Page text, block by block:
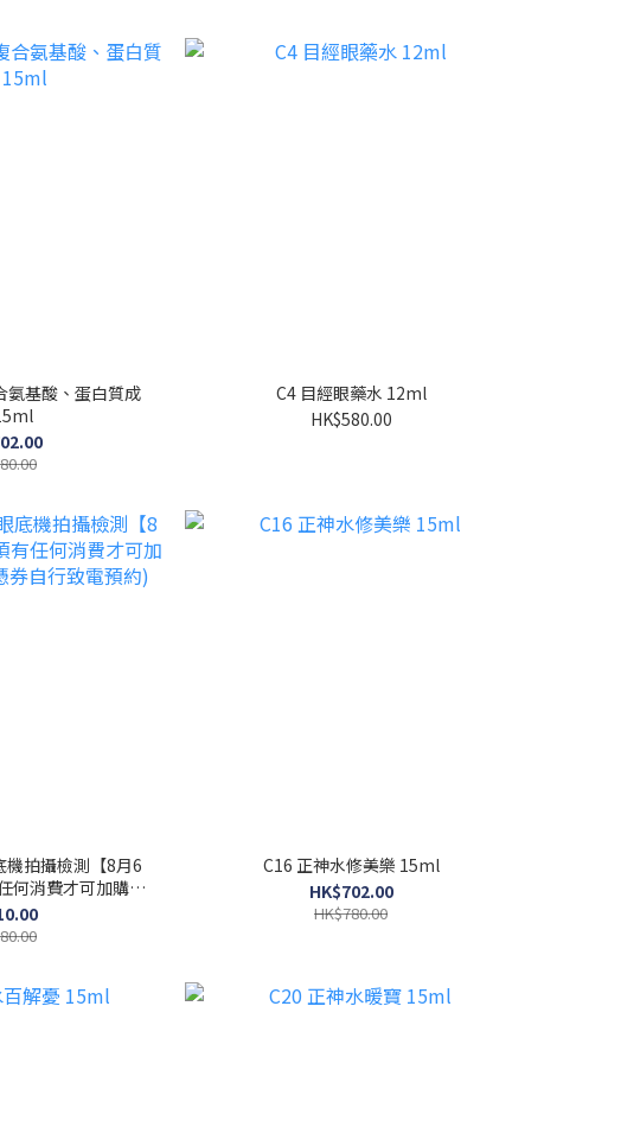
氨基酸、蛋白質成
C4 目經眼藥水 12ml
HK$580.00
機拍攝檢測【8月6
何消費才可加購此
自行致電預約)
C16 正神水修美樂 15ml
HK$702.00
HK$780.00